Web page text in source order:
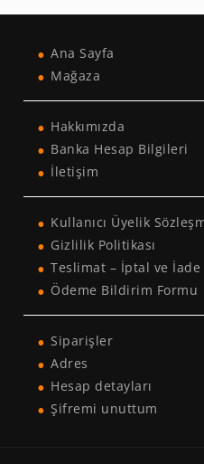
Ana Sayfa
Mağaza
Hakkımızda
Banka Hesap Bilgileri
İletişim
Kullanıcı Üyelik
Gizlilik Politikası
Teslimat – İptal ve İade
Ödeme Bildirim Formu
Siparişler
Adres
Hesap detayları
Şifremi unuttum